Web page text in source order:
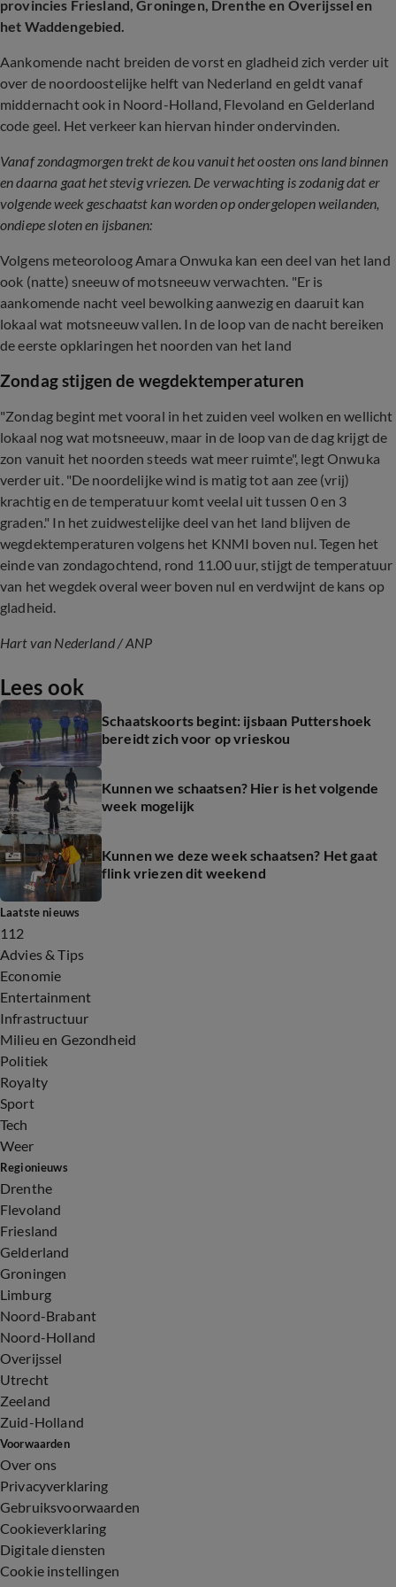
provincies Friesland, Groningen, Drenthe en Overijssel en
het Waddengebied.
Aankomende nacht breiden de vorst en gladheid zich verder uit
over de noordoostelijke helft van Nederland en geldt vanaf
middernacht ook in Noord-Holland, Flevoland en Gelderland
code geel. Het verkeer kan hiervan hinder ondervinden.
Vanaf zondagmorgen trekt de kou vanuit het oosten ons land binnen
en daarna gaat het stevig vriezen. De verwachting is zodanig dat er
volgende week geschaatst kan worden op ondergelopen weilanden,
ondiepe sloten en ijsbanen:
Volgens meteoroloog Amara Onwuka kan een deel van het land
ook (natte) sneeuw of motsneeuw verwachten. "Er is
aankomende nacht veel bewolking aanwezig en daaruit kan
lokaal wat motsneeuw vallen. In de loop van de nacht bereiken
de eerste opklaringen het noorden van het land
Zondag stijgen de wegdektemperaturen
"Zondag begint met vooral in het zuiden veel wolken en wellicht
lokaal nog wat motsneeuw, maar in de loop van de dag krijgt de
zon vanuit het noorden steeds wat meer ruimte", legt Onwuka
verder uit. "De noordelijke wind is matig tot aan zee (vrij)
krachtig en de temperatuur komt veelal uit tussen 0 en 3
graden." In het zuidwestelijke deel van het land blijven de
wegdektemperaturen volgens het KNMI boven nul. Tegen het
einde van zondagochtend, rond 11.00 uur, stijgt de temperatuur
van het wegdek overal weer boven nul en verdwijnt de kans op
gladheid.
Hart van Nederland / ANP
Lees ook
Schaatskoorts begint: ijsbaan Puttershoek
bereidt zich voor op vrieskou
Kunnen we schaatsen? Hier is het volgende
week mogelijk
Kunnen we deze week schaatsen? Het gaat
flink vriezen dit weekend
Laatste nieuws
112
Advies & Tips
Economie
Entertainment
Infrastructuur
Milieu en Gezondheid
Politiek
Royalty
Sport
Tech
Weer
Regionieuws
Drenthe
Flevoland
Friesland
Gelderland
Groningen
Limburg
Noord-Brabant
Noord-Holland
Overijssel
Utrecht
Zeeland
Zuid-Holland
Voorwaarden
Over ons
Privacyverklaring
Gebruiksvoorwaarden
Cookieverklaring
Digitale diensten
Cookie instellingen